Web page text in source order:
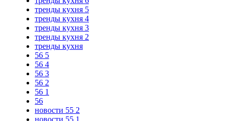
тренды кухня 5
тренды кухня 4
тренды кухня 3
тренды кухня 2
тренды кухня
56 5
56 4
56 3
56 2
56 1
56
новости 55 2
новости 55 1